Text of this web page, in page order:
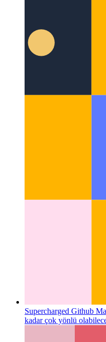
Github Kod Arama
nasıl kullanılır?